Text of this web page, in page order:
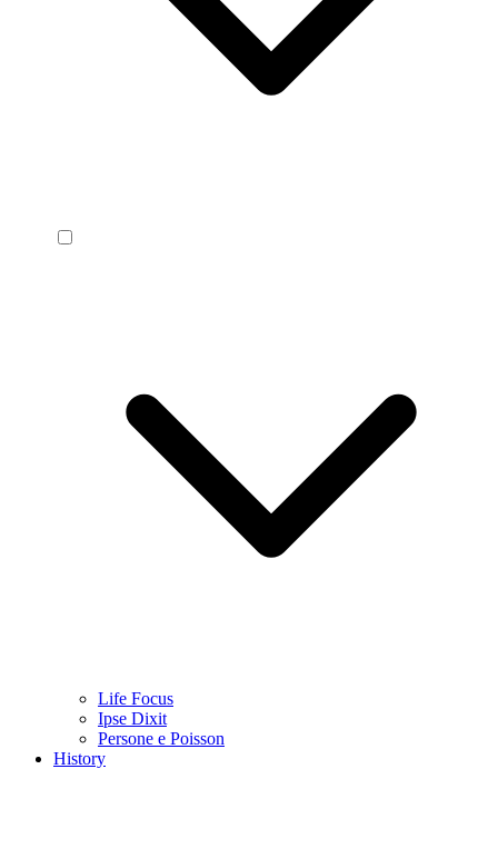
Life Focus
Ipse Dixit
Persone e Poisson
History